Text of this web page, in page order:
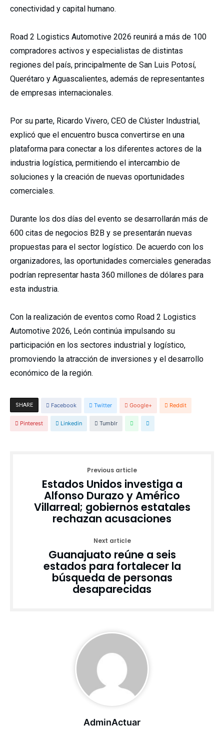
conectividad y capital humano.
Road 2 Logistics Automotive 2026 reunirá a más de 100
compradores activos y especialistas de distintas
regiones del país, principalmente de San Luis Potosí,
Querétaro y Aguascalientes, además de representantes
de empresas internacionales.
Por su parte, Ricardo Vivero, CEO de Clúster Industrial,
explicó que el encuentro busca convertirse en una
plataforma para conectar a los diferentes actores de la
industria logística, permitiendo el intercambio de
soluciones y la creación de nuevas oportunidades
comerciales.
Durante los dos días del evento se desarrollarán más de
600 citas de negocios B2B y se presentarán nuevas
propuestas para el sector logístico. De acuerdo con los
organizadores, las oportunidades comerciales generadas
podrían representar hasta 360 millones de dólares para
esta industria.
Con la realización de eventos como Road 2 Logistics
Automotive 2026, León continúa impulsando su
participación en los sectores industrial y logístico,
promoviendo la atracción de inversiones y el desarrollo
económico de la región.
SHARE Facebook Twitter Google+ Reddit
Pinterest Linkedin Tumblr
Previous article
Estados Unidos investiga a
Alfonso Durazo y Américo
Villarreal; gobiernos estatales
rechazan acusaciones
Next article
Guanajuato reúne a seis
estados para fortalecer la
búsqueda de personas
desaparecidas
AdminActuar